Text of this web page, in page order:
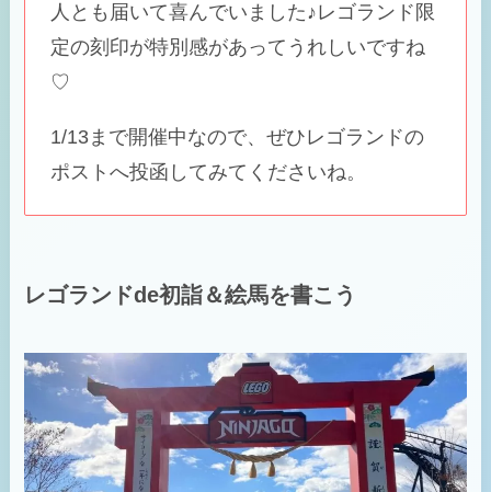
人とも届いて喜んでいました♪レゴランド限
定の刻印が特別感があってうれしいですね
♡
1/13まで開催中なので、ぜひレゴランドの
ポストへ投函してみてくださいね。
レゴランドde初詣＆絵馬を書こう